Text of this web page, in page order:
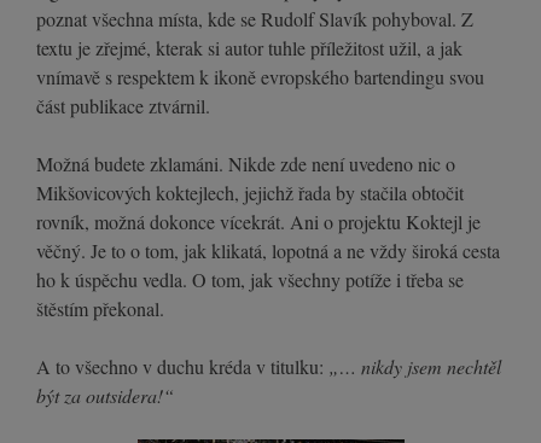
poznat všechna místa, kde se Rudolf Slavík pohyboval. Z
textu je zřejmé, kterak si autor tuhle příležitost užil, a jak
vnímavě s respektem k ikoně evropského bartendingu svou
část publikace ztvárnil.
Možná budete zklamáni. Nikde zde není uvedeno nic o
Mikšovicových koktejlech, jejichž řada by stačila obtočit
rovník, možná dokonce vícekrát. Ani o projektu Koktejl je
věčný. Je to o tom, jak klikatá, lopotná a ne vždy široká cesta
ho k úspěchu vedla. O tom, jak všechny potíže i třeba se
štěstím překonal.
A to všechno v duchu kréda v titulku: „… nikdy jsem nechtěl
být za outsidera!“